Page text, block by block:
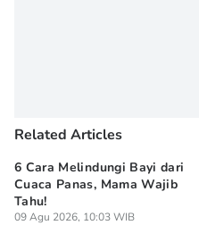
Related Articles
6 Cara Melindungi Bayi dari
Cuaca Panas, Mama Wajib
Tahu!
09 Agu 2026, 10:03 WIB